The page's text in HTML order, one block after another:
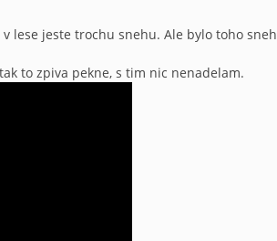
lese jeste trochu snehu. Ale bylo toho
to zpiva pekne, s tim nic nenadelam.